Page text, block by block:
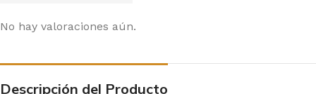
No hay valoraciones aún.
Descripción del Producto